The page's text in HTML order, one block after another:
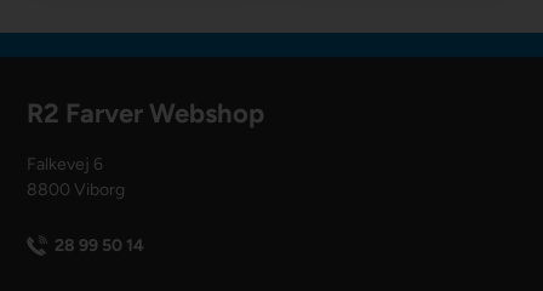
R2 Farver Webshop
Falkevej 6
8800 Viborg
28 99 50 14